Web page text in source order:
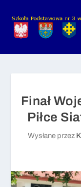
Finał
Piłce
Wysłane przez